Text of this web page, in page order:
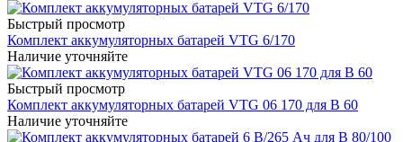
Быстрый просмотр
Комплект аккумуляторных батарей VTG 6/170
Наличие уточняйте
Быстрый просмотр
Комплект аккумуляторных батарей VTG 06 170 для B 60
Наличие уточняйте